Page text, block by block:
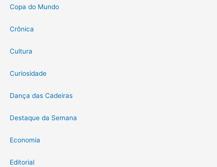
Copa do Mundo
Crônica
Cultura
Curiosidade
Dança das Cadeiras
Destaque da Semana
Economia
Editorial